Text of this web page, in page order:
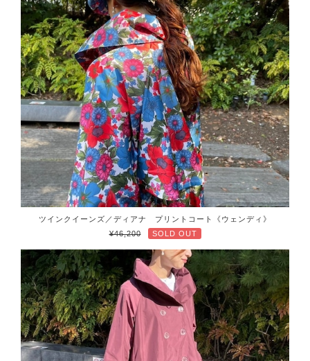
ツインクイーンズ／ディアナ プリントコート《ウェンディ》
¥46,200
SOLD OUT